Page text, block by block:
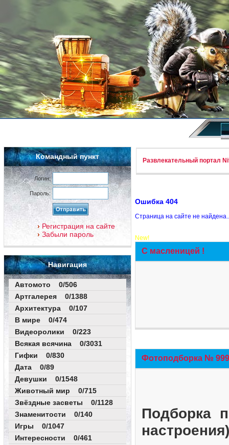
Командный пункт
Логин:
Пароль:
Регистрация на сайте
Забыли пароль
Навигация
Автомото 0/506
Артгалерея 0/1388
Архитектура 0/107
В мире 0/474
Видеоролики 0/223
Всякая всячина 0/3031
Гифки 0/830
Дата 0/89
Девушки 0/1548
Животный мир 0/715
Звёздные засветы 0/1128
Знаменитости 0/140
Игры 0/1047
Интересности 0/461
Развлекательный портал
Ошибка 404
Страница на сайте не
New!
С масленицей !
Фотоподборка №
Подборка